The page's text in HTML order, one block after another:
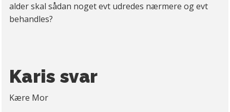
alder skal sådan noget evt udredes nærmere og evt
behandles?
Karis svar
Kære Mor